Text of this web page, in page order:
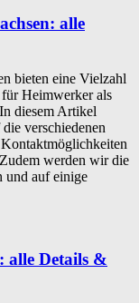
alle
bieten eine Vielzahl
Heimwerker als
diesem Artikel
verschiedenen
werden wir die
und auf einige
alle Details &